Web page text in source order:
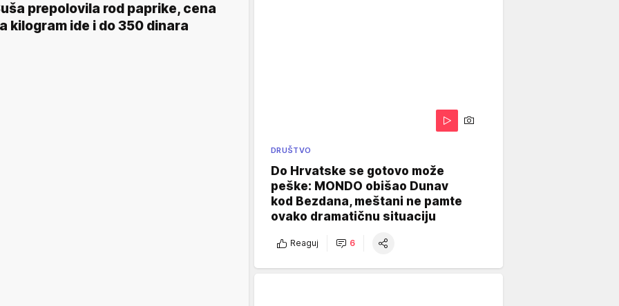
prepolovila rod paprike, cena
kilogram ide i do 350 dinara
DRUŠTVO
Do Hrvatske se gotovo može
peške: MONDO obišao Dunav
kod Bezdana, meštani ne pamte
ovako dramatičnu situaciju
Reaguj 6